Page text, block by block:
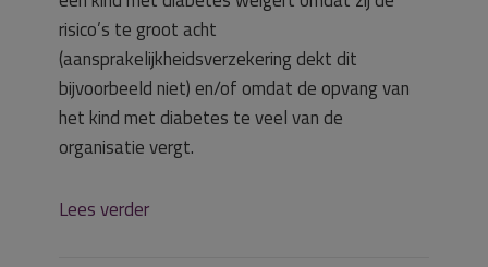
risico’s te groot acht
(aansprakelijkheidsverzekering dekt dit
bijvoorbeeld niet) en/of omdat de opvang van
het kind met diabetes te veel van de
organisatie vergt.
Lees verder